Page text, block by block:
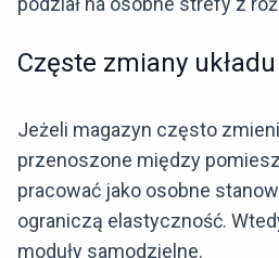
Częste zmiany układu
Jeżeli magazyn często
przenoszone między
pracować jako osobne
ograniczą elastyczność.
moduły samodzielne.